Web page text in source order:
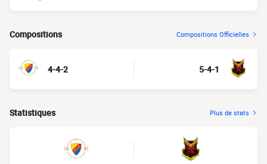
Compositions Compositions Officielles
4-4-2 5-4-1
Statistiques Plus de stats